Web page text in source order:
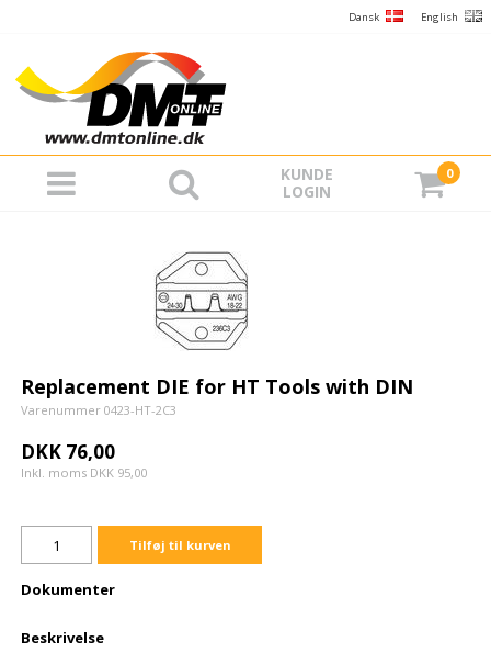
Dansk English
KUNDE
LOGIN
0
Replacement DIE for HT Tools with DIN
Varenummer 0423-HT-2C3
DKK 76,00
Inkl. moms DKK 95,00
Tilføj til kurven
Dokumenter
Beskrivelse